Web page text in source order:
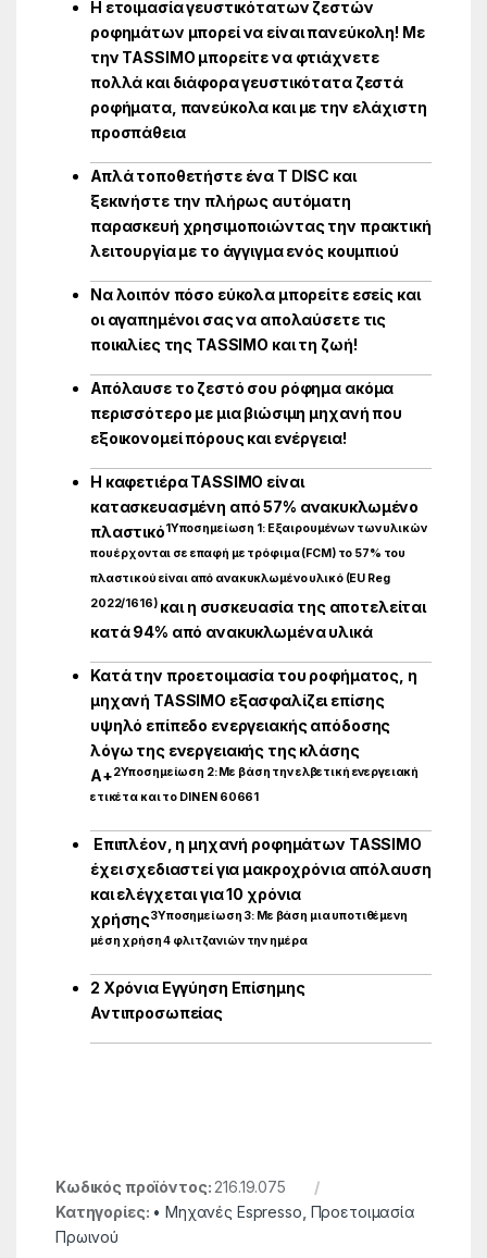
Η ετοιμασία γευστικότατων ζεστών
ροφημάτων μπορεί να είναι πανεύκολη! Με
την TASSIMO μπορείτε να φτιάχνετε
πολλά και διάφορα γευστικότατα ζεστά
ροφήματα, πανεύκολα και με την ελάχιστη
προσπάθεια
Απλά τοποθετήστε ένα T DISC και
ξεκινήστε την πλήρως αυτόματη
παρασκευή χρησιμοποιώντας την πρακτική
λειτουργία με το άγγιγμα ενός κουμπιού
Να λοιπόν πόσο εύκολα μπορείτε εσείς και
οι αγαπημένοι σας να απολαύσετε τις
ποικιλίες της TASSIMO και τη ζωή!
Απόλαυσε το ζεστό σου ρόφημα ακόμα
περισσότερο με μια βιώσιμη μηχανή που
εξοικονομεί πόρους και ενέργεια!
Η καφετιέρα TASSIMO είναι
κατασκευασμένη από 57% ανακυκλωμένο
πλαστικό1Υποσημείωση 1: Εξαιρουμένων των υλικών
που έρχονται σε επαφή με τρόφιμα (FCM) το 57% του
πλαστικού είναι από ανακυκλωμένο υλικό (EU Reg
2022/1616)και η συσκευασία της αποτελείται
κατά 94% από ανακυκλωμένα υλικά
Κατά την προετοιμασία του ροφήματος, η
μηχανή TASSIMO εξασφαλίζει επίσης
υψηλό επίπεδο ενεργειακής απόδοσης
λόγω της ενεργειακής της κλάσης
Α+2Υποσημείωση 2: Με βάση την ελβετική ενεργειακή
ετικέτα και το DIN EN 60661
Επιπλέον, η μηχανή ροφημάτων TASSIMO
έχει σχεδιαστεί για μακροχρόνια απόλαυση
και ελέγχεται για 10 χρόνια
χρήσης3Υποσημείωση 3: Με βάση μια υποτιθέμενη
μέση χρήση 4 φλιτζανιών την ημέρα
2 Χρόνια Εγγύηση Επίσημης
Αντιπροσωπείας
Κωδικός προϊόντος: 216.19.075
Κατηγορίες: • Μηχανές Espresso Προετοιμασία
Πρωινού